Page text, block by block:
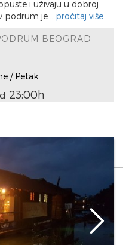
i uživaju u dobroj
podrum je... pročitaj više
BEOGRAD
/ Petak
23:00h